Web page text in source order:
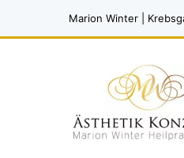
Marion Winter |